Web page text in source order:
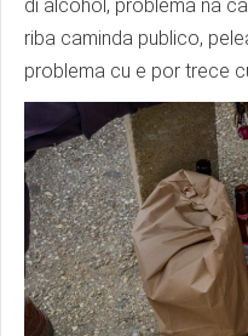
di alcohol, problema na
riba caminda publico,
problema cu e por trece